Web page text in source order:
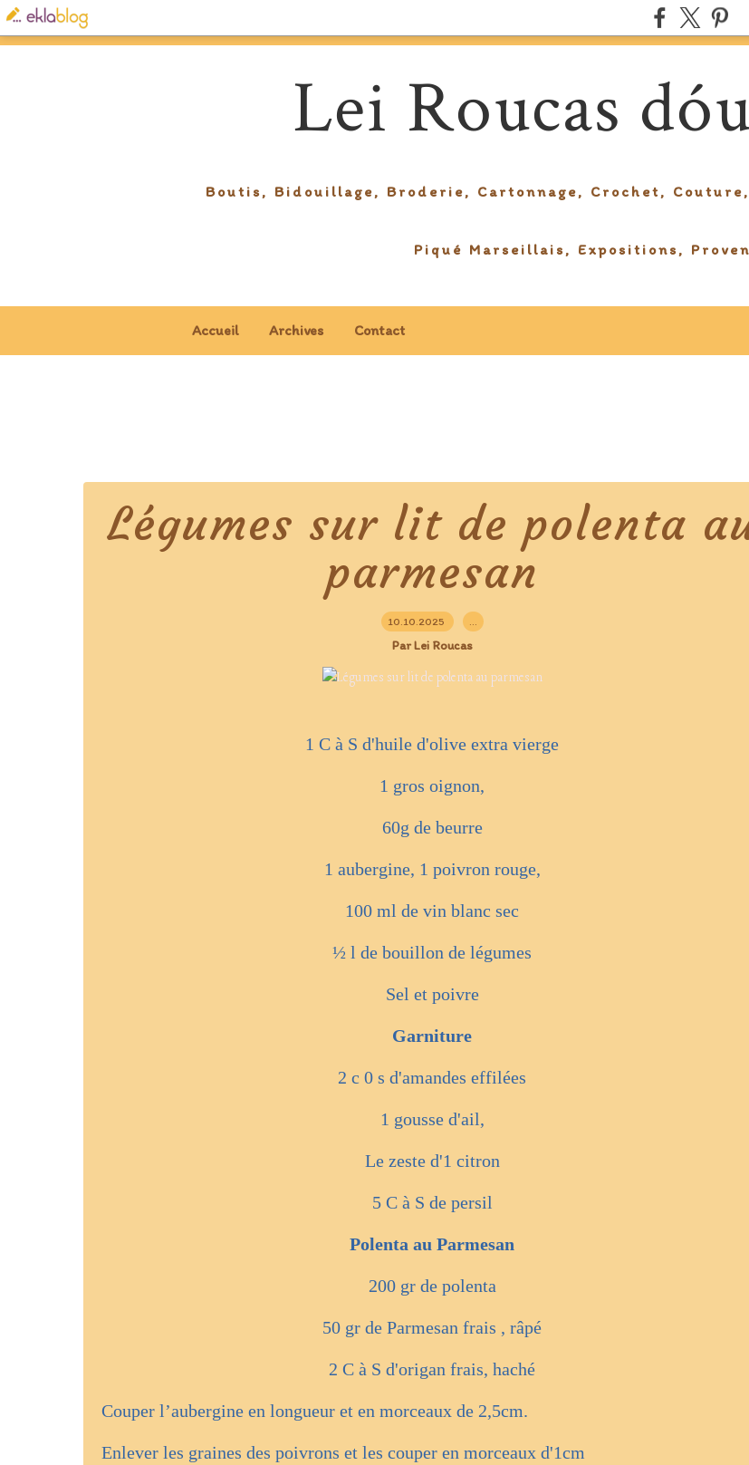
Lei Roucas
Boutis, Bidouillage, Broderie, Cartonnage, Crochet,
Piqué Marseillais, Expositions,
Accueil Archives Contact
Légumes sur lit de polenta
parmesan
10.10.2025 …
Par Lei Roucas
1 C à S d'huile d'olive extra vierge
1 gros oignon,
60g de beurre
1 aubergine, 1 poivron rouge,
100 ml de vin blanc sec
½ l de bouillon de légumes
Sel et poivre
Garniture
2 c 0 s d'amandes effilées
1 gousse d'ail,
Le zeste d'1 citron
5 C à S de persil
Polenta au Parmesan
200 gr de polenta
50 gr de Parmesan frais , râpé
2 C à S d'origan frais, haché
Couper l’aubergine en longueur et en morceaux de 2,5cm.
Enlever les graines des poivrons et les couper en morceaux d'1cm